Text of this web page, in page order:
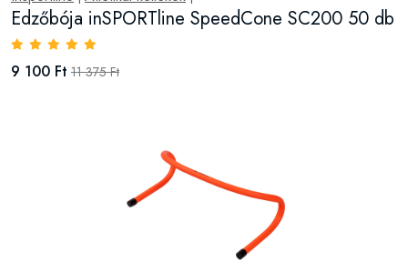
Edzőbója inSPORTline SpeedCone SC200 50 db
9 100 Ft 11 375 Ft